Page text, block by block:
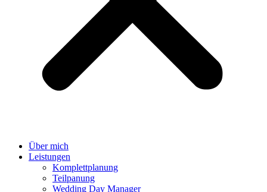
Über mich
Leistungen
Komplettplanung
Teilpanung
Wedding Day Manager